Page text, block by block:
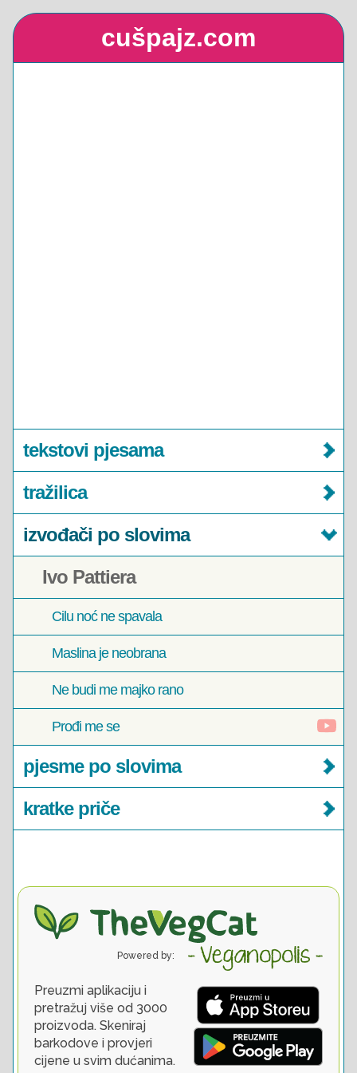
cušpajz.com
tekstovi pjesama
tražilica
izvođači po slovima
Ivo Pattiera
Cilu noć ne spavala
Maslina je neobrana
Ne budi me majko rano
Prođi me se
pjesme po slovima
kratke priče